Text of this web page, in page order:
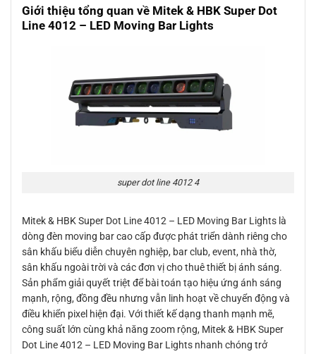
Giới thiệu tổng quan về Mitek & HBK Super Dot
Line 4012 – LED Moving Bar Lights
super dot line 4012 4
Mitek & HBK Super Dot Line 4012 – LED Moving Bar Lights là
dòng đèn moving bar cao cấp được phát triển dành riêng cho
sân khấu biểu diễn chuyên nghiệp, bar club, event, nhà thờ,
sân khấu ngoài trời và các đơn vị cho thuê thiết bị ánh sáng.
Sản phẩm giải quyết triệt để bài toán tạo hiệu ứng ánh sáng
mạnh, rộng, đồng đều nhưng vẫn linh hoạt về chuyển động và
điều khiển pixel hiện đại. Với thiết kế dạng thanh mạnh mẽ,
công suất lớn cùng khả năng zoom rộng, Mitek & HBK Super
Dot Line 4012 – LED Moving Bar Lights nhanh chóng trở